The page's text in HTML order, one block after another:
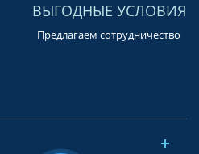
ВЫГОДНЫЕ УСЛОВИЯ
Предлагаем сотрудничество